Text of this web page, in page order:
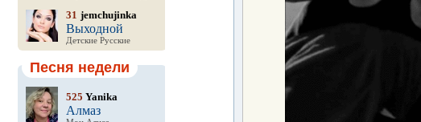
31 jemchujinka
Выходной
Детские Русские
Песня недели
525 Yanika
Алмаз